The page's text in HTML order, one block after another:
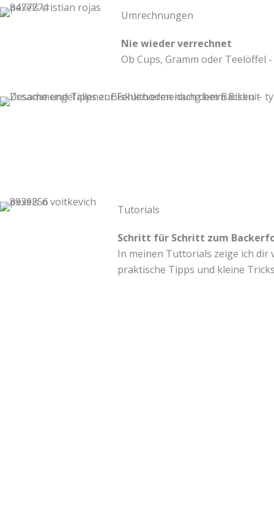
Umrechnungen
Nie wieder verrechnet
Ob Cups, Gramm oder Teelöffel
Tutorials
Schritt für Schritt zum
In meinen Tuttorials zeige ich dir
praktische Tipps und kleine